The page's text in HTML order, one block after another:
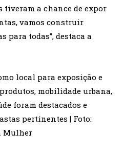
a chance de expor
vamos construir
todas”, destaca a
local para exposição e
mobilidade urbana,
foram destacados e
pertinentes | Foto:
Mulher